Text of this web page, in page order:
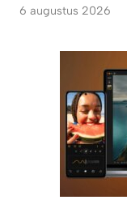
6 augustus 2026